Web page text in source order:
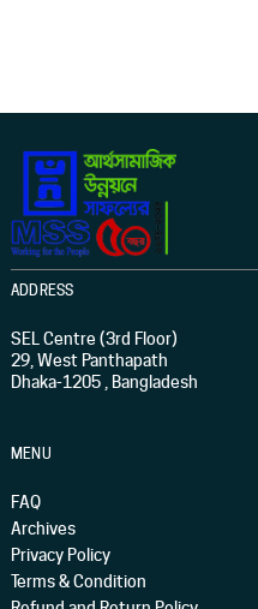
ADDRESS
SEL Centre (3rd Floor)
29, West Panthapath
Dhaka-1205 , Bangladesh
MENU
FAQ
Archives
Privacy Policy
Terms & Condition